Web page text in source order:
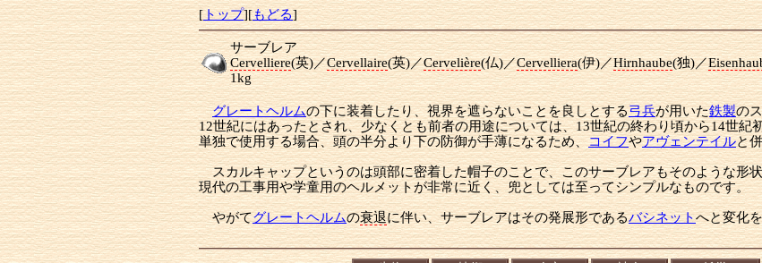
[トップ][もどる]
サーブレア
Cervelliere(英)／Cervellaire(英)／Cervelière(仏)／Cervelliera(伊)／Hirnhaube(独)／
1kg
グレートヘルムの下に装着したり、視界を遮らないことを良しとする弓兵が用いた鉄製の
12世紀にはあったとされ、少なくとも前者の用途については、13世紀の終わり頃から14世紀
単独で使用する場合、頭の半分より下の防御が手薄になるため、コイフやアヴェンテイルと
スカルキャップというのは頭部に密着した帽子のことで、このサーブレアもそのような形
現代の工事用や学童用のヘルメットが非常に近く、兜としては至ってシンプルなものです。
やがてグレートヘルムの衰退に伴い、サーブレアはその発展形であるバシネットへと変化